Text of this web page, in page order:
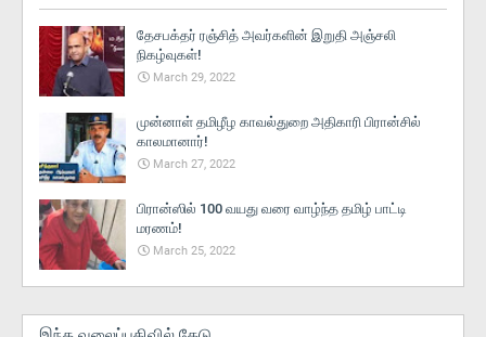
தேசபக்தர் ரஞ்சித் அவர்களின் இறுதி அஞ்சலி
நிகழ்வுகள்!
March 29, 2022
முன்னாள் தமிழீழ காவல்துறை அதிகாரி பிரான்சில்
காலமானார்!
March 27, 2022
பிரான்ஸில் 100 வயது வரை வாழ்ந்த தமிழ் பாட்டி
மரணம்!
March 25, 2022